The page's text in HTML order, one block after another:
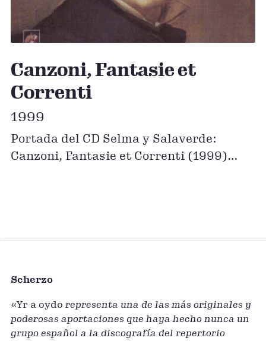
Canzoni, Fantasie et
Correnti
1999
Portada del CD Selma y Salaverde:
Canzoni, Fantasie et Correnti (1999)
Leonardo Rossi, violín barroco Fahmi
Scherzo
«Yr a oydo representa una de las más originales y
poderosas aportaciones que haya hecho nunca un
grupo español a la discografía del repertorio